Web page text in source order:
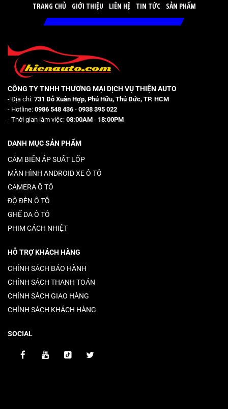
TRANG CHỦ GIỚI THIỆU LIÊN HỆ TIN TỨC SẢN PHẨM
CÔNG TY TNHH THƯƠNG MẠI DỊCH VỤ THIỆN AUTO
- Địa chỉ: 731 Đỗ Xuân Hợp, Phú Hữu, Thủ Đức, TP. HCM
- Hotline: 0986 548 436 - 0938 395 022
- Thời gian làm việc: 08:00AM - 18:00PM
DANH MỤC SẢN PHẨM
CẢM BIẾN ÁP SUẤT LỐP
MÀN HÌNH ANDROID XE Ô TÔ
CAMERA Ô TÔ
ĐỘ ĐÈN Ô TÔ
GHẾ DA Ô TÔ
PHIM CÁCH NHIỆT
HỖ TRỢ KHÁCH HÀNG
CHÍNH SÁCH BẢO HÀNH
CHÍNH SÁCH THANH TOÁN
CHÍNH SÁCH GIAO HÀNG
CHÍNH SÁCH KHÁCH HÀNG
SOCIAL